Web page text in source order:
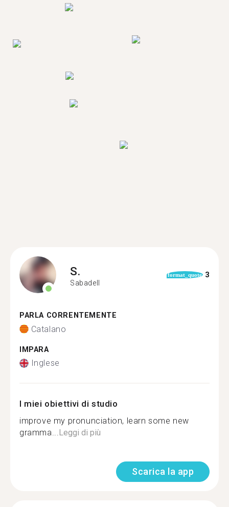
S.
Sabadell
format_quote 3
PARLA CORRENTEMENTE
Catalano
IMPARA
Inglese
I miei obiettivi di studio
improve my pronunciation, learn some new
gramma...Leggi di più
Scarica la app